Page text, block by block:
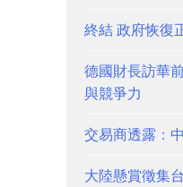
終結 政府恢復
德國財長訪華
與競爭力
交易商透露：
大陸懸賞徵集